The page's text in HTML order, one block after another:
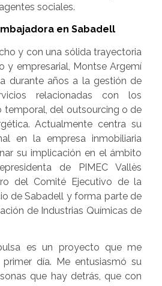
sociales.
en Sabadell
y con una sólida trayectoria
y empresarial, Montse Argemí
durante años a la gestión de
relacionadas con los
temporal, del outsourcing o de
Actualmente centra su
en la empresa inmobiliaria
su implicación en el ámbito
de PIMEC Vallès
del Comité Ejecutivo de la
de Sabadell y forma parte de
de Industrias Químicas de
es un proyecto que me
día. Me entusiasmó su
que hay detrás, que con